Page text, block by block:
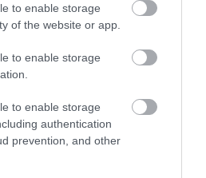
to enable storage
of the website or app.
to enable storage
to enable storage
authentication
prevention, and other
hírei:
forint került vissza az államhoz
tette a magyar erdész, hogy
MG-42 géppuskát emeltek ki a
lefoglalta